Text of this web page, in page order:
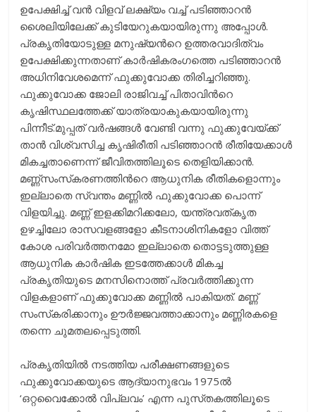
ഉപേക്ഷിച്ച്‌ വന്‍ വിളവ്‌ ലക്ഷ്യം വച്ച്‌ പടിഞ്ഞാറന്‍
ശൈലിയിലേക്ക്‌ കുടിയേറുകയായിരുന്നു അപ്പോള്‍.
പ്രകൃതിയോടുള്ള മനുഷ്യന്‍റെ ഉത്തരവാദിത്വം
ഉപേക്ഷിക്കുന്നതാണ്‌ കാര്‍ഷികരംഗത്തെ പടിഞ്ഞാറന്‍
അധിനിവേശമെന്ന്‌ ഫുക്കുവോക്ക തിരിച്ചറിഞ്ഞു.
ഫുക്കുവോക്ക ജോലി രാജിവച്ച്‌ പിതാവിന്‍റെ
കൃഷിസ്ഥലത്തേക്ക്‌ യാത്രയാകുകയായിരുന്നു
പിന്നീട്‌.മുപ്പത്‌ വര്‍ഷങ്ങള്‍ വേണ്ടി വന്നു ഫുക്കുവേയ്‌ക്ക്‌
താന്‍ വിശ്വസിച്ച കൃഷിരീതി പടിഞ്ഞാറന്‍ രീതിയേക്കാള്‍
മികച്ചതാണെന്ന്‌ ജീവിതത്തിലൂടെ തെളിയിക്കാന്‍.
മണ്ണ്‌സംസ്‌കരണത്തിന്‍റെ ആധുനിക രീതികളൊന്നും
ഇല്ലാതെ സ്വന്തം മണ്ണില്‍ ഫുക്കുവോക്ക പൊന്ന്‌
വിളയിച്ചു. മണ്ണ്‌ ഇളക്കിമറിക്കലോ, യന്ത്രവത്‌കൃത
ഉഴച്ചിലോ രാസവളങ്ങളോ കീടനാശിനികളോ വിത്ത്‌
കോശ പരിവര്‍ത്തനമോ ഇല്ലാതെ തൊട്ടടുത്തുള്ള
ആധുനിക കാര്‍ഷിക ഇടത്തേക്കാള്‍ മികച്ച
പ്രകൃതിയുടെ മനസിനൊത്ത്‌ പ്രവര്‍ത്തിക്കുന്ന
വിളകളാണ്‌ ഫുക്കുവോക്ക മണ്ണില്‍ പാകിയത്‌. മണ്ണ്‌
സംസ്‌കരിക്കാനും ഊര്‍ജ്ജവത്താക്കാനും മണ്ണിരകളെ
തന്നെ ചുമതലപ്പെടുത്തി.
പ്രകൃതിയില്‍ നടത്തിയ പരീക്ഷണങ്ങളുടെ
ഫുക്കുവോക്കയുടെ ആദ്യാനുഭവം 1975ല്‍
‘ഒറ്റവൈക്കോല്‍ വിപ്ലവം’ എന്ന പുസ്‌തകത്തിലൂടെ